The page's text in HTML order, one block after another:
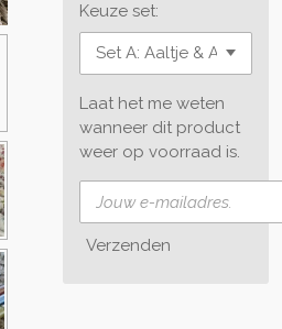
Keuze set:
Laat het me weten
wanneer dit product
weer op voorraad is.
Verzenden